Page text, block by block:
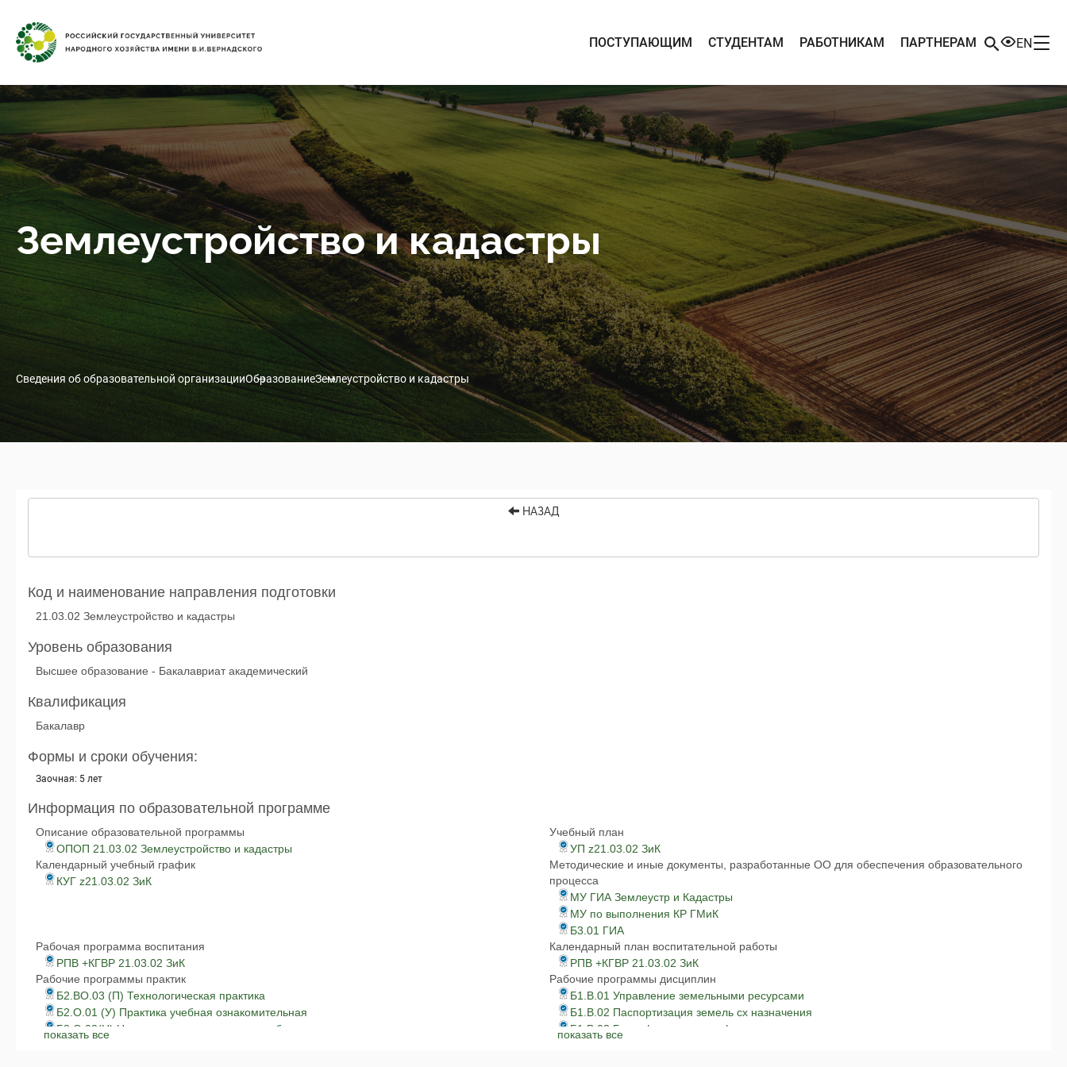
ПОСТУПАЮЩИМ СТУДЕНТАМ РАБОТНИКАМ ПАРТНЕРАМ EN
Землеустройство и кадастры
Сведения об образовательной организацииОбразованиеЗемлеустройство и кадастры
НАЗАД
Код и наименование направления подготовки
21.03.02 Землеустройство и кадастры
Уровень образования
Высшее образование - Бакалавриат академический
Квалификация
Бакалавр
Формы и сроки обучения:
Заочная: 5 лет
Информация по образовательной программе
Описание образовательной программы
ОПОП 21.03.02 Землеустройство и кадастры
Учебный план
УП z21.03.02 ЗиК
Календарный учебный график
КУГ z21.03.02 ЗиК
Методические и иные документы, разработанные ОО для обеспечения образовательного
процесса
МУ ГИА Землеустр и Кадастры
МУ по выполнения КР ГМиК
Б3.01 ГИА
Рабочая программа воспитания
РПВ +КГВР 21.03.02 ЗиК
Календарный план воспитательной работы
РПВ +КГВР 21.03.02 ЗиК
Рабочие программы практик
Б2.ВО.03 (П) Технологическая практика
Б2.О.01 (У) Практика учебная ознакомительная
Б2.О.02(Н) Научно-исследовательская работа
показать все
Рабочие программы дисциплин
Б1.В.01 Управление земельными ресурсами
Б1.В.02 Паспортизация земель сх назначения
Б1.В.03 Геоинформ картографирование
показать все